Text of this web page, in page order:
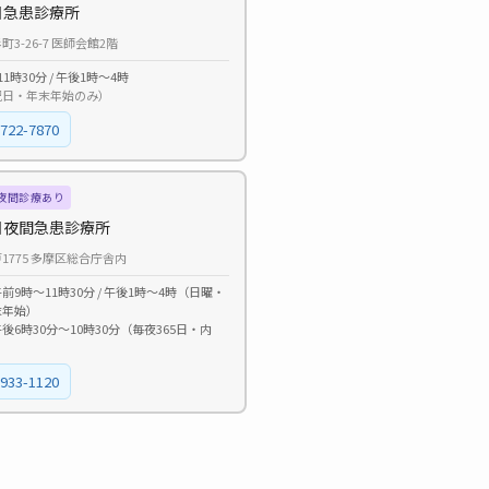
患診療所
3-26-7 医師会館2階
時30分 / 午後1時〜4時
・年末年始のみ）
7870
間診療あり
間急患診療所
多摩区総合庁舎内
9時〜11時30分 / 午後1時〜4時（日曜・
始）
6時30分〜10時30分（毎夜365日・内
1120